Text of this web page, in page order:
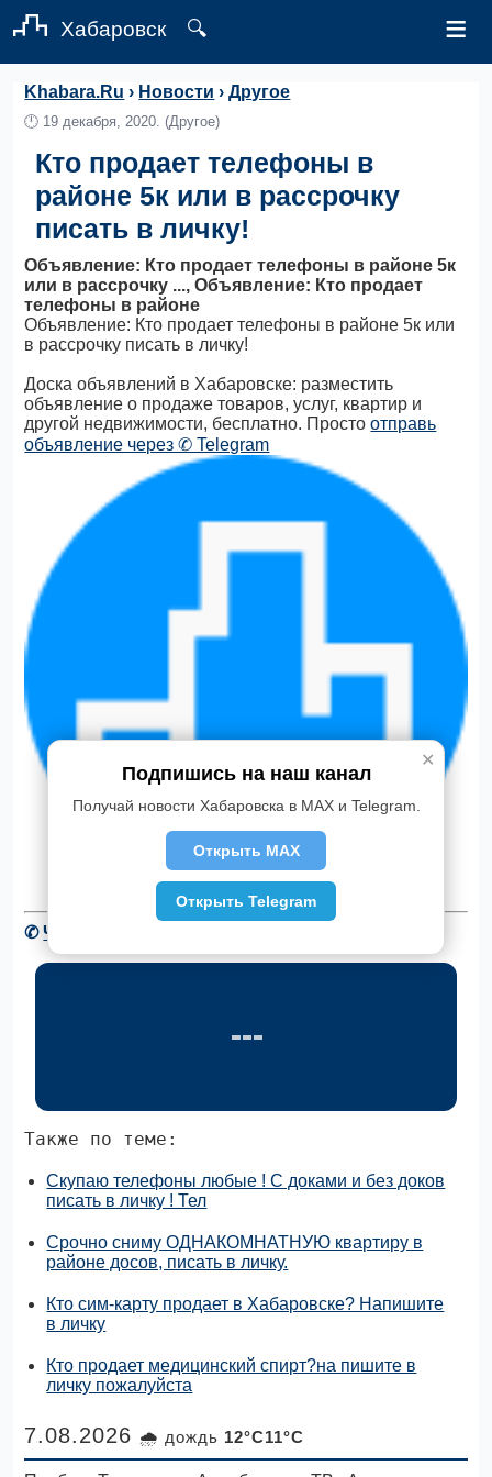
Хабаровск 🔍 ≡
Khabara.Ru › Новости ›Другое
🕛 19 декабря, 2020. (Другое)
Кто продает телефоны в
районе 5к или в рассрочку
писать в личку!
Объявление: Кто продает телефоны в районе 5к
или в рассрочку ..., Объявление: Кто продает
телефоны в районе
Объявление: Кто продает телефоны в районе 5к или
в рассрочку писать в личку!
Доска объявлений в Хабаровске: разместить
объявление о продаже товаров, услуг, квартир и
другой недвижимости, бесплатно. Простоотправь
объявление через ✆ Telegram
✆Читать новости Хабаровска в Telegram
Также по теме:
Скупаю телефоны любые ! С доками и без доков
писать в личку ! Тел
Срочно сниму ОДНАКОМНАТНУЮ квартиру в
районе досов, писать в личку.
Кто сим-карту продает в Хабаровске? Напишите
в личку
Кто продает медицинский спирт?на пишите в
личку пожалуйста
✕
Подпишись на наш канал
Получай новости Хабаровска в MAX и Telegram.
Открыть MAX
Открыть Telegram
7.08.2026 🌧 дождь 12°C11°C